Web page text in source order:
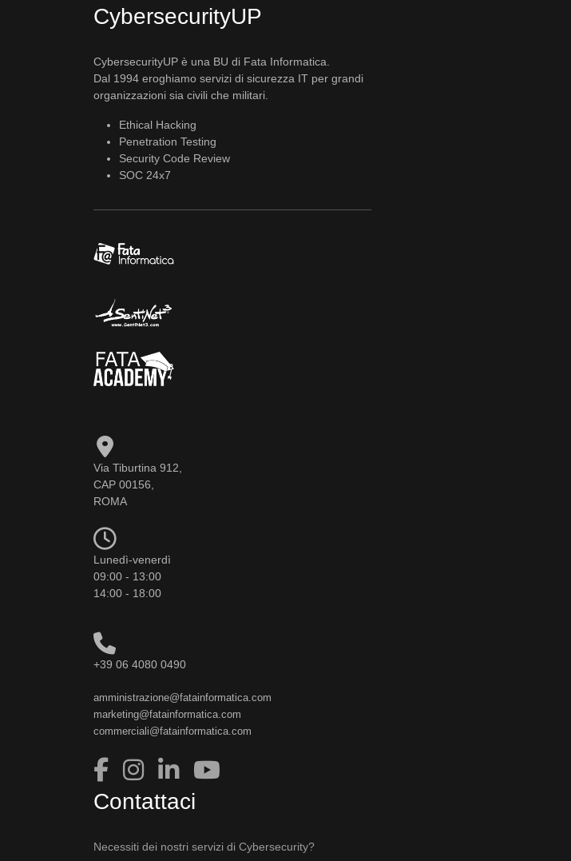
CybersecurityUP
CybersecurityUP è una BU di Fata Informatica.
Dal 1994 eroghiamo servizi di sicurezza IT per grandi
organizzazioni sia civili che militari.
Ethical Hacking
Penetration Testing
Security Code Review
SOC 24x7
Via Tiburtina 912,
CAP 00156,
ROMA
Lunedì-venerdì
09:00 - 13:00
14:00 - 18:00
+39 06 4080 0490
amministrazione@fatainformatica.com
marketing@fatainformatica.com
commerciali@fatainformatica.com
Contattaci
Necessiti dei nostri servizi di Cybersecurity?